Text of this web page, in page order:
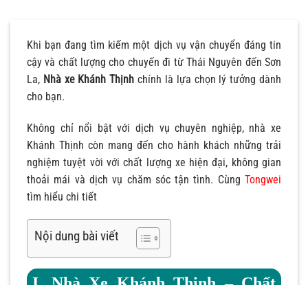
Khi bạn đang tìm kiếm một dịch vụ vận chuyển đáng tin
cậy và chất lượng cho chuyến đi từ Thái Nguyên đến Sơn
La, Nhà xe Khánh Thịnh chính là lựa chọn lý tưởng dành
cho bạn.
Không chỉ nổi bật với dịch vụ chuyên nghiệp, nhà xe
Khánh Thịnh còn mang đến cho hành khách những trải
nghiệm tuyệt vời với chất lượng xe hiện đại, không gian
thoải mái và dịch vụ chăm sóc tận tình. Cùng Tongwei
tìm hiểu chi tiết
Nội dung bài viết